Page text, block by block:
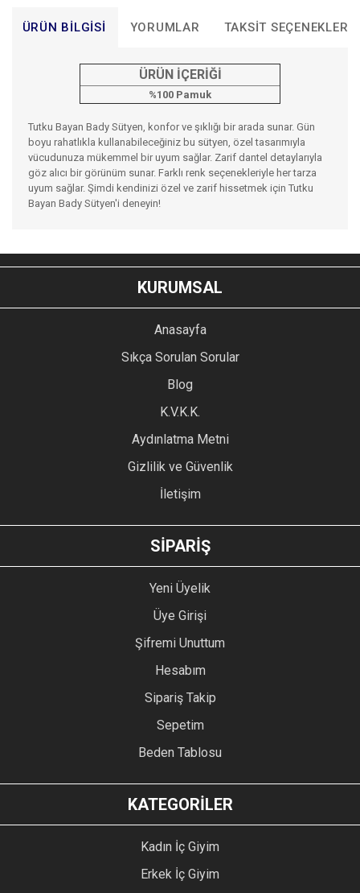
ÜRÜN BILGISI YORUMLAR TAKSIT SEÇENEKLERI
ÜRÜN İÇERİĞİ
%100 Pamuk
Tutku Bayan Bady Sütyen, konfor ve şıklığı bir arada sunar. Gün
boyu rahatlıkla kullanabileceğiniz bu sütyen, özel tasarımıyla
vücudunuza mükemmel bir uyum sağlar. Zarif dantel detaylarıyla
göz alıcı bir görünüm sunar. Farklı renk seçenekleriyle her tarza
uyum sağlar. Şimdi kendinizi özel ve zarif hissetmek için Tutku
Bayan Bady Sütyen'i deneyin!
YORUM YAZ
Bu ürünün fiyat bilgisi, resim, ürün açıklamalarında ve diğer
konularda yetersiz gördüğünüz noktaları öneri formunu
kullanarak tarafımıza iletebilirsiniz.
Ürün resmi kalitesiz, bozuk veya görüntülenemiyor.
Ürün açıklamasında eksik bilgiler bulunuyor.
Ürün bilgilerinde hatalar bulunuyor.
Ürün fiyatı diğer sitelerden daha pahalı.
GÖNDER
KURUMSAL
Anasayfa
Sıkça Sorulan Sorular
Blog
K.V.K.K.
Aydınlatma Metni
Gizlilik ve Güvenlik
İletişim
SİPARİŞ
Yeni Üyelik
Üye Girişi
Şifremi Unuttum
Hesabım
Sipariş Takip
Sepetim
Beden Tablosu
KATEGORİLER
Kadın İç Giyim
Erkek İç Giyim